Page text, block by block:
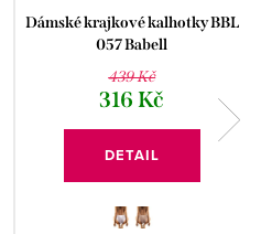
Dámské krajkové kalhotky BBL
057 Babell
439 Kč
316 Kč
DETAIL